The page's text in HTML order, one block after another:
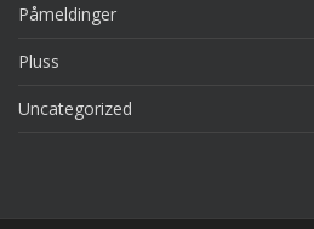
Påmeldinger
Pluss
Uncategorized